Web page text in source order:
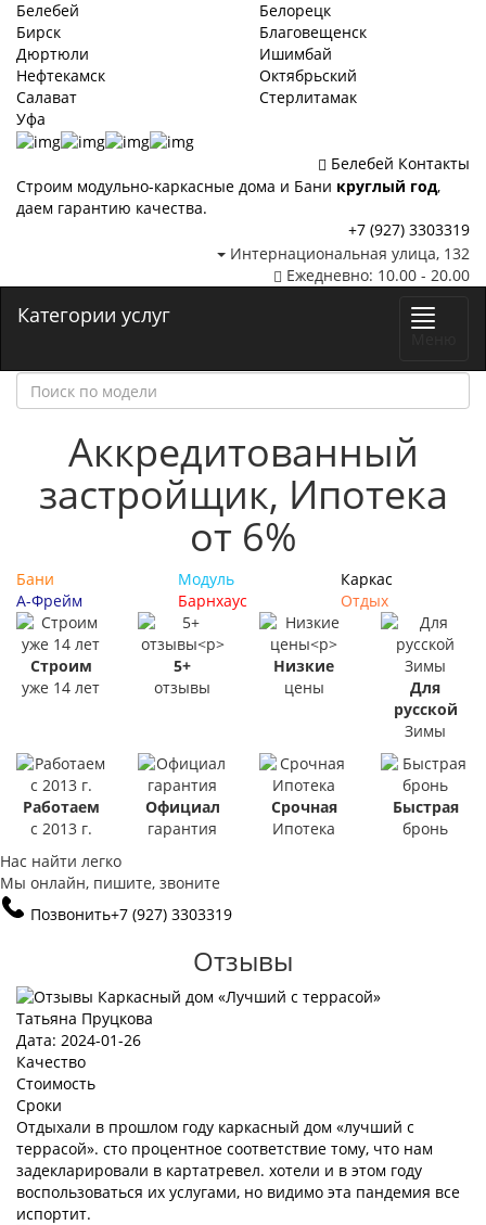
Белебей
Белорецк
Бирск
Благовещенск
Дюртюли
Ишимбай
Нефтекамск
Октябрьский
Салават
Стерлитамак
Уфа
Белебей Контакты
Строим модульно-каркасные дома и Бани круглый год,
даем гарантию качества.
+7 (927) 3303319
Интернациональная улица, 132
Ежедневно: 10.00 - 20.00
Категории услуг
Аккредитованный
застройщик, Ипотека
от 6%
Бани Модуль
Каркас
А-Фрейм
Барнхаус Отдых
Строим
уже 14 лет
5+
отзывы
Низкие
цены
Для
русской
Зимы
Работаем
с 2013 г.
Официал
гарантия
Срочная
Ипотека
Быстрая
бронь
Нас найти легко
Мы онлайн, пишите, звоните
Позвонить+7 (927) 3303319
Отзывы
Татьяна Пруцкова
Дата: 2024-01-26
Качество
Стоимость
Сроки
Отдыхали в прошлом году каркасный дом «лучший с
террасой». сто процентное соответствие тому, что нам
задекларировали в картатревел. хотели и в этом году
воспользоваться их услугами, но видимо эта пандемия все
испортит.